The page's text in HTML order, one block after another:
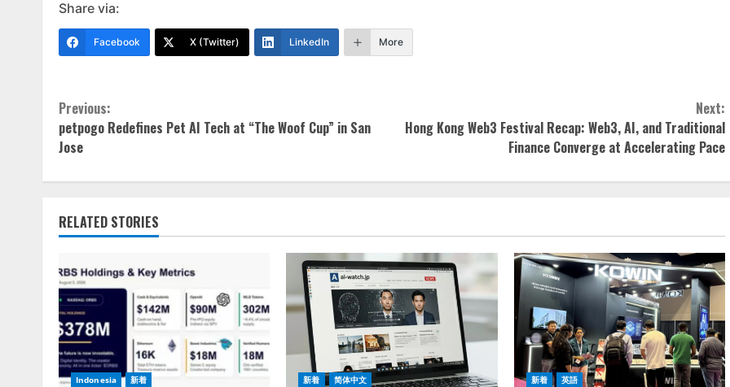
Share via:
Facebook X (Twitter) LinkedIn More
Continue
Reading
Previous:
petpogo Redefines Pet AI Tech at “The Woof Cup” in San
Jose
Next:
Hong Kong Web3 Festival Recap: Web3, AI, and Traditional
Finance Converge at Accelerating Pace
RELATED STORIES
Indonesia 新着 新着 简体中文 新着 英語